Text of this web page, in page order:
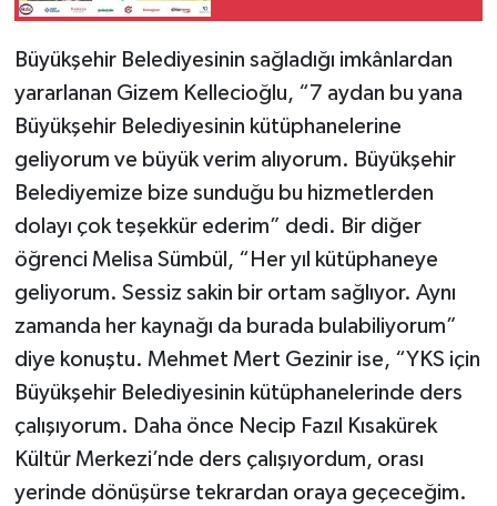
Büyükşehir Belediyesinin sağladığı imkânlardan
yararlanan Gizem Kellecioğlu, “7 aydan bu yana
Büyükşehir Belediyesinin kütüphanelerine
geliyorum ve büyük verim alıyorum. Büyükşehir
Belediyemize bize sunduğu bu hizmetlerden
dolayı çok teşekkür ederim” dedi. Bir diğer
öğrenci Melisa Sümbül, “Her yıl kütüphaneye
geliyorum. Sessiz sakin bir ortam sağlıyor. Aynı
zamanda her kaynağı da burada bulabiliyorum”
diye konuştu. Mehmet Mert Gezinir ise, “YKS için
Büyükşehir Belediyesinin kütüphanelerinde ders
çalışıyorum. Daha önce Necip Fazıl Kısakürek
Kültür Merkezi’nde ders çalışıyordum, orası
yerinde dönüşürse tekrardan oraya geçeceğim.